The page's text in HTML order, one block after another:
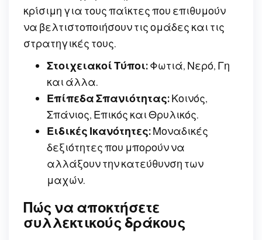
κρίσιμη για τους παίκτες που επιθυμούν
να βελτιστοποιήσουν τις ομάδες και τις
στρατηγικές τους.
Στοιχειακοί Τύποι:Φωτιά, Νερό, Γη
και άλλα.
Επίπεδα Σπανιότητας:Κοινός,
Σπάνιος, Επικός και Θρυλικός.
Ειδικές Ικανότητες:Μοναδικές
δεξιότητες που μπορούν να
αλλάξουν την κατεύθυνση των
μαχών.
Πώς να αποκτήσετε
συλλεκτικούς δράκους